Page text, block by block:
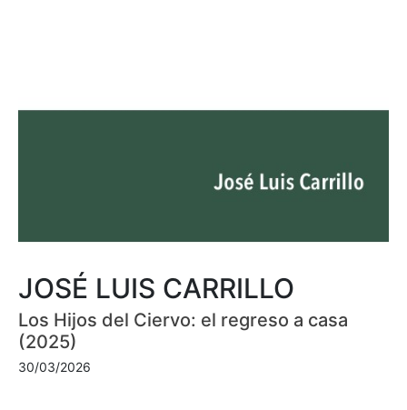
JOSÉ LUIS CARRILLO
Los Hijos del Ciervo: el regreso a casa
(2025)
30/03/2026